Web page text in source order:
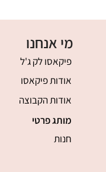
מי אנחנו
פיקאסו לק ג'ל
אודות פיקאסו
אודות הקבוצה
מותג פרטי
חנות